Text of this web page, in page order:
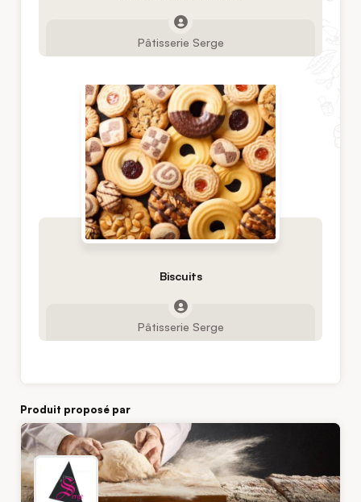
Pâtisserie Serge
Biscuits
Pâtisserie Serge
Produit proposé par